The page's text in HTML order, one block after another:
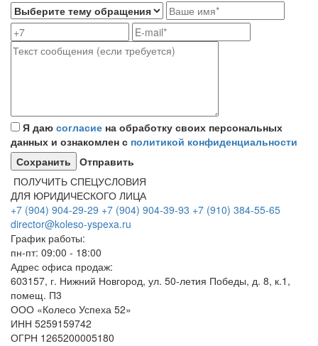
Я даю согласие на обработку своих персональных
данных и ознакомлен с политикой конфиденциальности
Отправить
ПОЛУЧИТЬ СПЕЦУСЛОВИЯ
ДЛЯ ЮРИДИЧЕСКОГО ЛИЦА
+7 (904) 904-29-29 +7 (904) 904-39-93 +7 (910) 384-55-65
director@koleso-yspexa.ru
График работы:
пн-пт: 09:00 - 18:00
Адрес офиса продаж:
603157, г. Нижний Новгород, ул. 50-летия Победы, д. 8, к.1,
помещ. П3
ООО «Колесо Успеха 52»
ИНН 5259159742
ОГРН 1265200005180